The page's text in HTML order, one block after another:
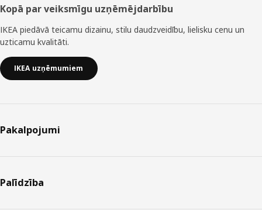
Kopā par veiksmīgu uzņēmējdarbību
IKEA piedāvā teicamu dizainu, stilu daudzveidību, lielisku cenu un
uzticamu kvalitāti.
IKEA uzņēmumiem
Pakalpojumi
Palīdzība